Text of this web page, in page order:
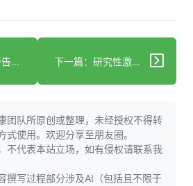
上一篇：NHS警告：“无声杀手”的首个症状可能“看似不严重”，但至关重要 下一篇：研究性激素结合球蛋白水平与中风风险因果关系中的心脏代谢特征中介作用
团队所原创或整理，未经授权不得转
式使用。欢迎分享至朋友圈。
不代表本站立场，如有侵权请联系我
撰写过程部分涉及AI（包括且不限于